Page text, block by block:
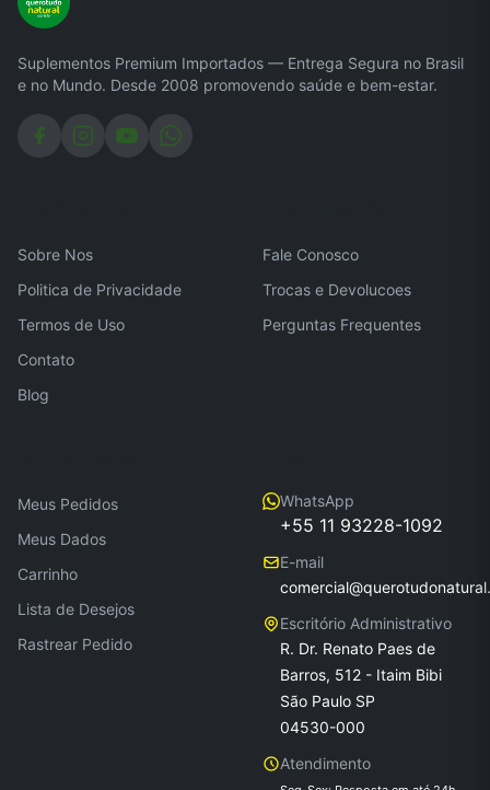
Suplementos Premium Importados — Entrega Segura no Brasil
e no Mundo. Desde 2008 promovendo saúde e bem-estar.
Sobre Nos
Politica de Privacidade
Termos de Uso
Contato
Blog
Fale Conosco
Trocas e Devolucoes
Perguntas Frequentes
Meus Pedidos
Meus Dados
Carrinho
Lista de Desejos
Rastrear Pedido
WhatsApp
+55 11 93228-1092
E-mail
Escritório Administrativo
R. Dr. Renato Paes de
Barros, 512 - Itaim Bibi
São Paulo SP
04530-000
Atendimento